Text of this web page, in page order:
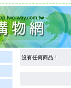
沒有任何商品！